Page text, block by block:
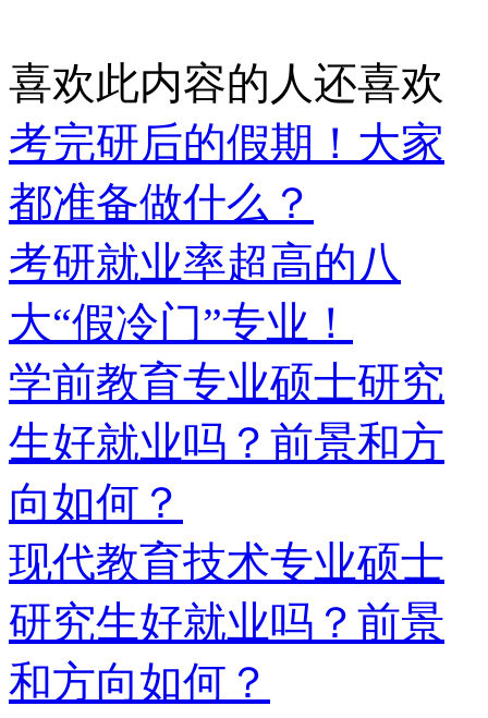
喜欢此内容的人还喜欢
考完研后的假期！大家
都准备做什么？
考研就业率超高的八
大“假冷门”专业！
学前教育专业硕士研究
生好就业吗？前景和方
向如何？
现代教育技术专业硕士
研究生好就业吗？前景
和方向如何？